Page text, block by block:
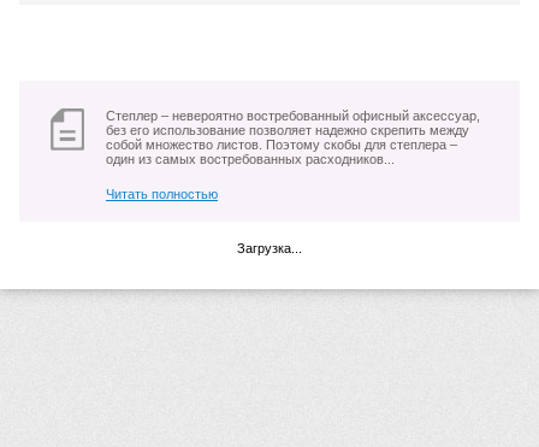
Загрузка...
Степлер – невероятно востребованный офисный аксессуар,
без его использование позволяет надежно скрепить между
собой множество листов. Поэтому скобы для степлера –
один из самых востребованных расходников...
Читать полностью